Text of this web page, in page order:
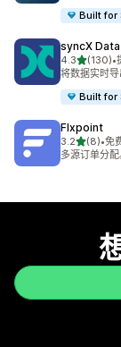
Built for
syncX
4.3星（满分
(130)
总共 130 条•
将数据实时
Built for
Flxpoint
3.2星（满分
(8)
总共 8 条评论
•免
多源订单分配